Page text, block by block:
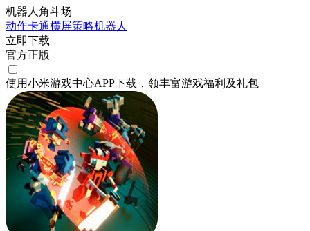
机器人角斗场
动作卡通横屏策略机器人
立即下载
官方正版
使用小米游戏中心APP下载 ，领丰富游戏福利 及礼包